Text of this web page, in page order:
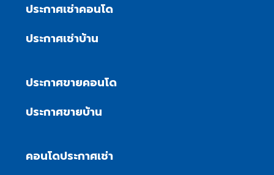
ประกาศเช่าคอนโด
ประกาศเช่าบ้าน
ประกาศขายคอนโด
ประกาศขายบ้าน
คอนโดประกาศเช่า